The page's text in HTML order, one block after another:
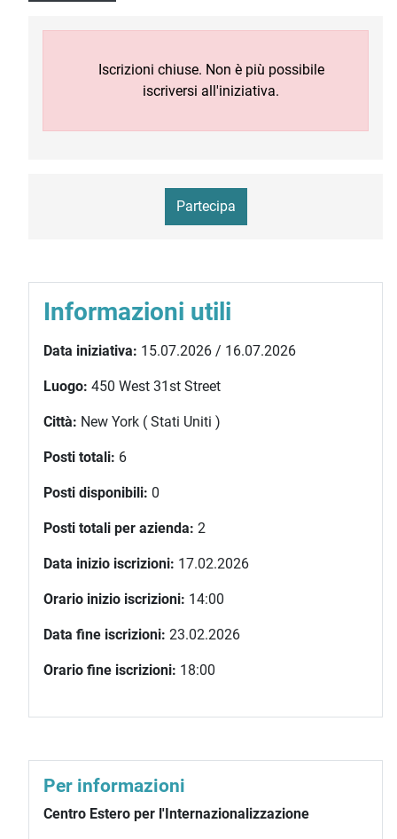
Iscrizioni chiuse. Non è più possibile
iscriversi all'iniziativa.
Partecipa
Informazioni utili
Data iniziativa: 15.07.2026 / 16.07.2026
Luogo: 450 West 31st Street
Città: New York ( Stati Uniti )
Posti totali: 6
Posti disponibili: 0
Posti totali per azienda: 2
Data inizio iscrizioni: 17.02.2026
Orario inizio iscrizioni: 14:00
Data fine iscrizioni: 23.02.2026
Orario fine iscrizioni: 18:00
Per informazioni
Centro Estero per l'Internazionalizzazione